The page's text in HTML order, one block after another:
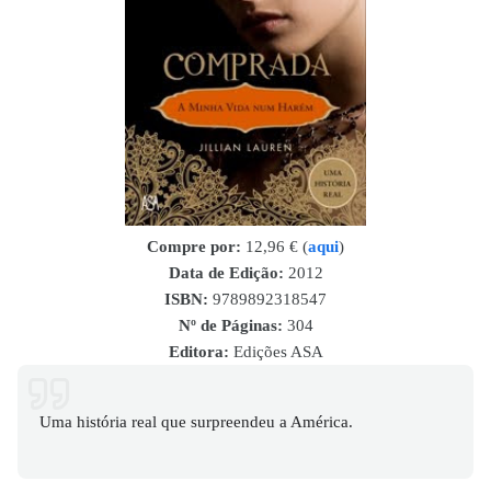
Compre por: 12,96 € (aqui)
Data de Edição: 2012
ISBN: 9789892318547
Nº de Páginas: 304
Editora: Edições ASA
Uma história real que surpreendeu a América.